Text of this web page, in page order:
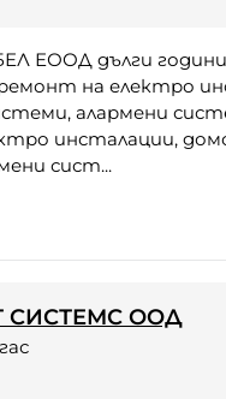
ЕООД дълги години
на електро
алармени
инсталации,
сист...
СИСТЕМС ООД